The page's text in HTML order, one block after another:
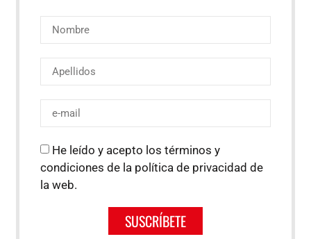
He leído y acepto los términos y
condiciones de la política de privacidad de
la web.
SUSCRÍBETE